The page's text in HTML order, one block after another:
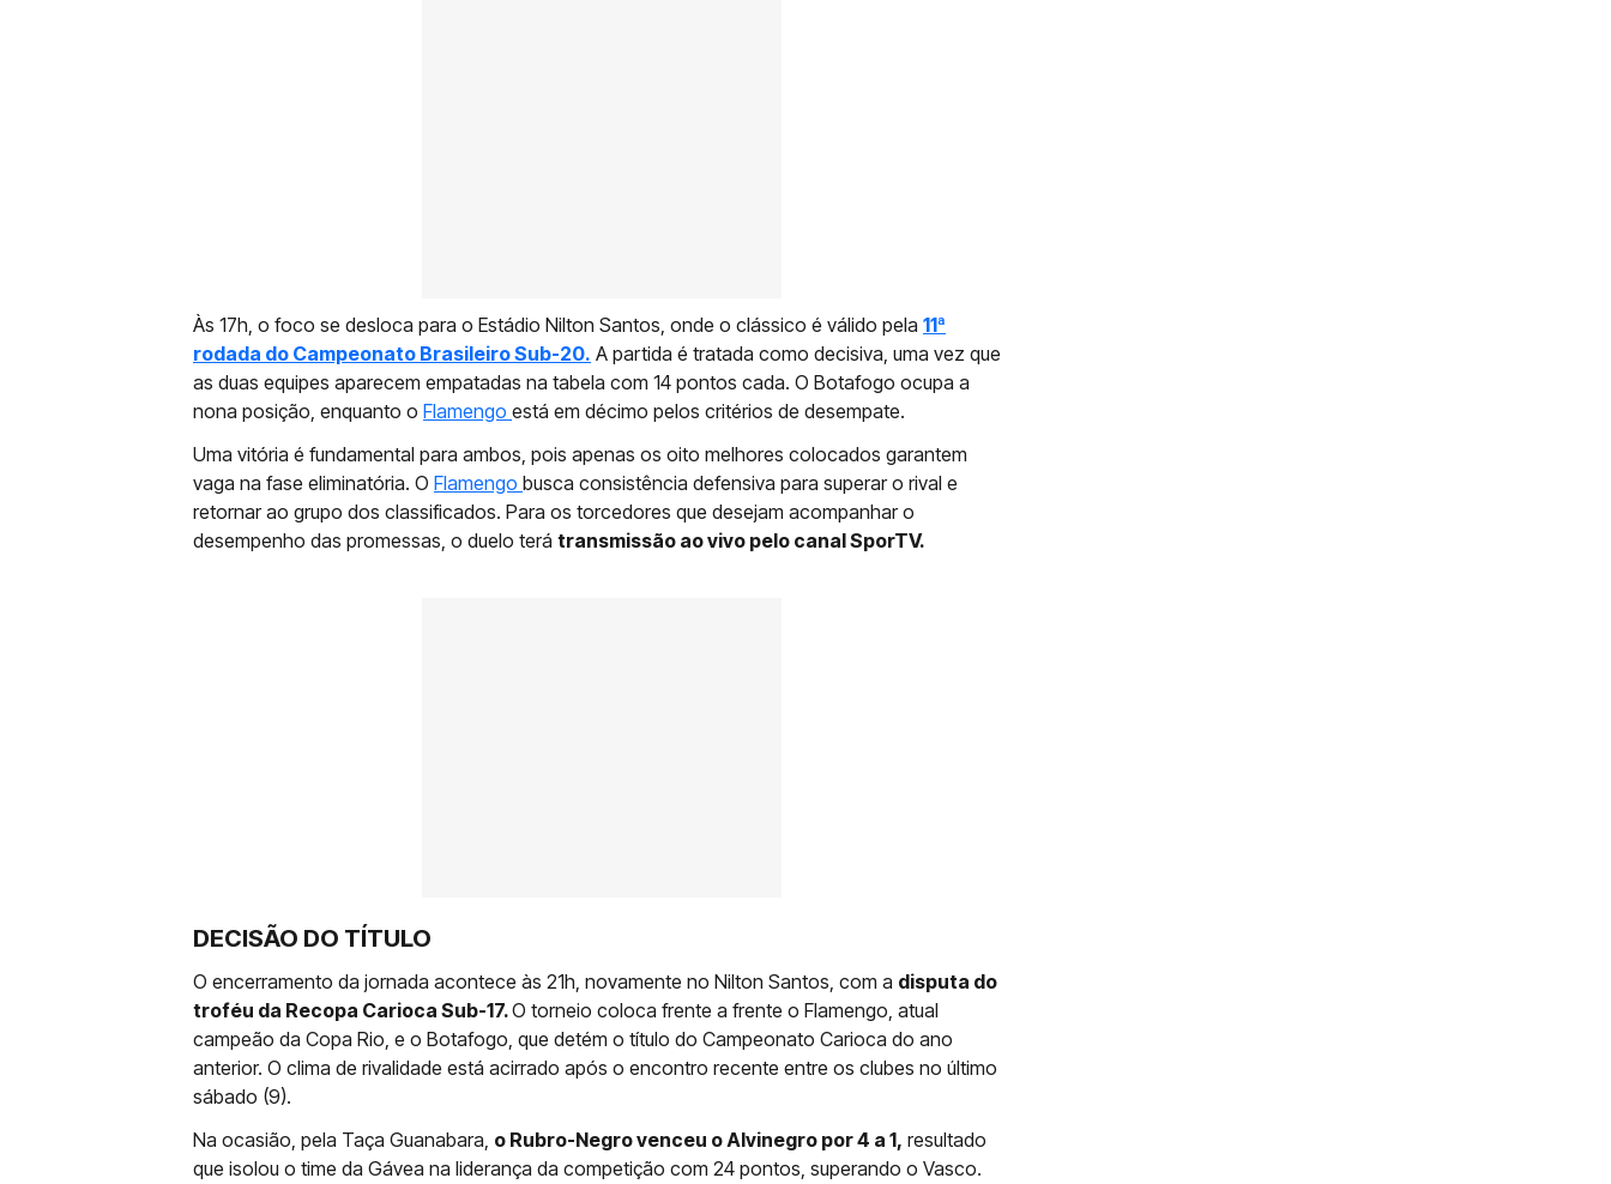
Às 17h, o foco se desloca para o Estádio Nilton Santos, onde o clássico é válido pela 11ª
rodada do Campeonato Brasileiro Sub-20. A partida é tratada como decisiva, uma vez que
as duas equipes aparecem empatadas na tabela com 14 pontos cada. O Botafogo ocupa a
nona posição, enquanto o Flamengo está em décimo pelos critérios de desempate.
Uma vitória é fundamental para ambos, pois apenas os oito melhores colocados garantem
vaga na fase eliminatória. O Flamengo busca consistência defensiva para superar o rival e
retornar ao grupo dos classificados. Para os torcedores que desejam acompanhar o
desempenho das promessas, o duelo terá transmissão ao vivo pelo canal SporTV.
DECISÃO DO TÍTULO
O encerramento da jornada acontece às 21h, novamente no Nilton Santos, com a disputa do
troféu da Recopa Carioca Sub-17.O torneio coloca frente a frente o Flamengo, atual
campeão da Copa Rio, e o Botafogo, que detém o título do Campeonato Carioca do ano
anterior. O clima de rivalidade está acirrado após o encontro recente entre os clubes no último
sábado (9).
Na ocasião, pela Taça Guanabara, o Rubro-Negro venceu o Alvinegro por 4 a 1, resultado
que isolou o time da Gávea na liderança da competição com 24 pontos, superando o Vasco.